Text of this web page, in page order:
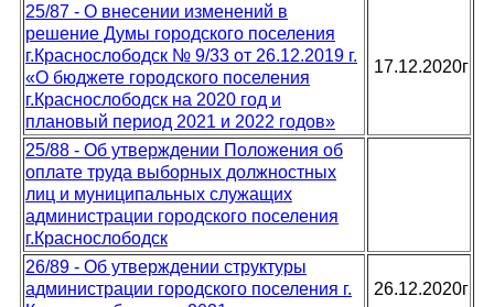
25/87 - О внесении изменений в
решение Думы городского поселения
г.Краснослободск № 9/33 от 26.12.2019 г.
«О бюджете городского поселения
г.Краснослободск на 2020 год и
плановый период 2021 и 2022 годов»
17.12.2020г
25/88 - Об утверждении Положения об
оплате труда выборных должностных
лиц и муниципальных служащих
администрации городского поселения
г.Краснослободск
26/89 - Об утверждении структуры
администрации городского поселения г.
26.12.2020г